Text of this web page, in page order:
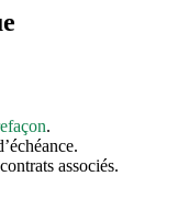
.
associés.